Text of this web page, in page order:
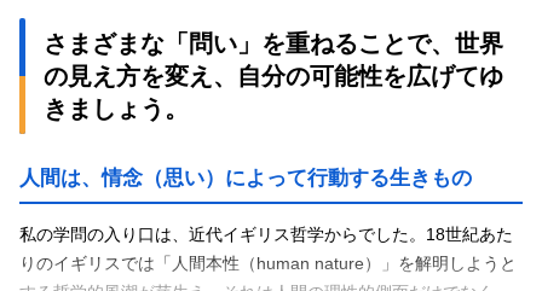
さまざまな「問い」を重ねることで、世界
の見え方を変え、自分の可能性を広げてゆ
きましょう。
人間は、情念（思い）によって行動する生きもの
私の学問の入り口は、近代イギリス哲学からでした。18世紀あた
りのイギリスでは「人間本性（human nature）」を解明しようと